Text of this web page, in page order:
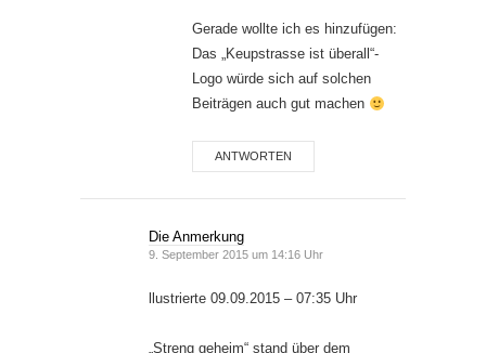
Gerade wollte ich es hinzufügen:
Das „Keupstrasse ist überall“-
Logo würde sich auf solchen
Beiträgen auch gut machen
ANTWORTEN
Die Anmerkung
9. September 2015 um 14:16 Uhr
llustrierte 09.09.2015 – 07:35 Uhr
„Streng geheim“ stand über dem